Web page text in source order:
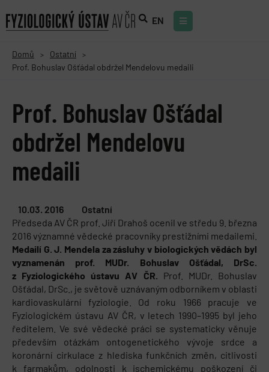
EN
Domů > Ostatní >
Prof. Bohuslav Ošťádal obdržel Mendelovu medaili
Prof. Bohuslav Ošťádal
obdržel Mendelovu
medaili
10.03. 2016
Ostatní
Předseda AV ČR prof. Jiří Drahoš ocenil ve středu 9. března
2016 významné vědecké pracovníky prestižními medailemi.
Medailí G. J. Mendela za zásluhy v biologických vědách byl
vyznamenán prof. MUDr. Bohuslav Ošťádal, DrSc.
z Fyziologického ústavu AV ČR. Prof. MUDr. Bohuslav
Ošťádal, DrSc., je světově uznávaným odborníkem v oblasti
kardiovaskulární fyziologie. Od roku 1966 pracuje ve
Fyziologickém ústavu AV ČR, v letech 1990–1995 byl jeho
ředitelem. Ve své vědecké práci se systematicky věnuje
především otázkám ontogenetického vývoje srdce a
koronární cirkulace z hlediska funkčních změn, citlivosti
k farmakům, odolnosti k ischemickému poškození či